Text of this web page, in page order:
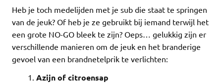
Heb je toch medelijden met je sub die staat te springen
van de jeuk? Of heb je ze gebruikt bij iemand terwijl het
een grote NO-GO bleek te zijn? Oeps… gelukkig zijn er
verschillende manieren om de jeuk en het branderige
gevoel van een brandnetelprik te verlichten:
Azijn of citroensap